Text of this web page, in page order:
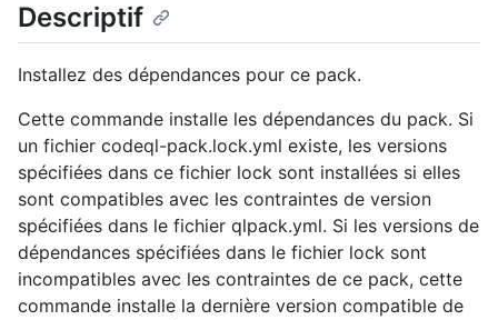
Descriptif
Installez des dépendances pour ce pack.
Cette commande installe les dépendances du pack. Si
un fichier codeql-pack.lock.yml existe, les versions
spécifiées dans ce fichier lock sont installées si elles
sont compatibles avec les contraintes de version
spécifiées dans le fichier qlpack.yml. Si les versions de
dépendances spécifiées dans le fichier lock sont
incompatibles avec les contraintes de ce pack, cette
commande installe la dernière version compatible de